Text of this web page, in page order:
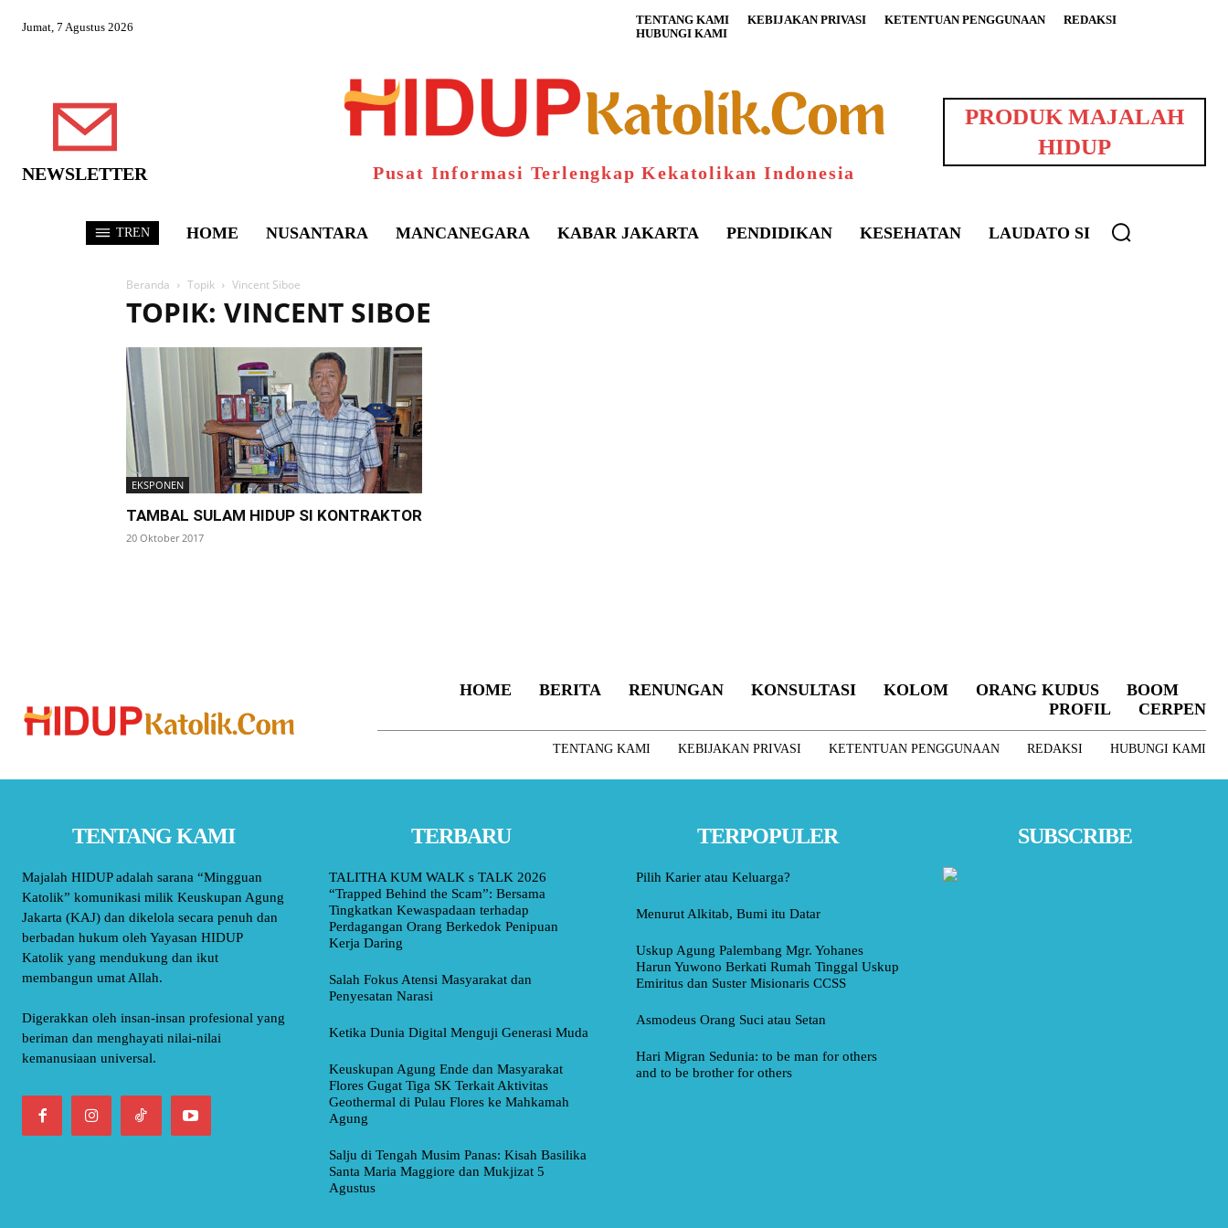
Jumat, 7 Agustus 2026 TENTANG KAMI KEBIJAKAN PRIVASI KETENTUAN PENGGUNAAN
REDAKSI
HUBUNGI KAMI
NEWSLETTER Pusat Informasi Terlengkap Kekatolikan Indonesia
PRODUK MAJALAH
HIDUP
TREN HOME NUSANTARA MANCANEGARA KABAR JAKARTA PENDIDIKAN KESEHATAN LAUDATO SI
Beranda Topik Vincent Siboe
TOPIK: VINCENT SIBOE
EKSPONEN
TAMBAL SULAM HIDUP SI KONTRAKTOR
20 Oktober 2017
HOME BERITA RENUNGAN KONSULTASI KOLOM ORANG KUDUS
BOOM
PROFIL
CERPEN
TENTANG KAMI KEBIJAKAN PRIVASI KETENTUAN PENGGUNAAN REDAKSI HUBUNGI KAMI
TENTANG KAMI
Majalah HIDUP adalah sarana “Mingguan
Katolik” komunikasi milik Keuskupan Agung
Jakarta (KAJ) dan dikelola secara penuh dan
berbadan hukum oleh Yayasan HIDUP
Katolik yang mendukung dan ikut
membangun umat Allah.
Digerakkan oleh insan-insan profesional yang
beriman dan menghayati nilai-nilai
kemanusiaan universal.
TERBARU
TALITHA KUM WALK s TALK 2026
“Trapped Behind the Scam”: Bersama
Tingkatkan Kewaspadaan terhadap
Perdagangan Orang Berkedok Penipuan
Kerja Daring
Salah Fokus Atensi Masyarakat dan
Penyesatan Narasi
Ketika Dunia Digital Menguji Generasi Muda
Keuskupan Agung Ende dan Masyarakat
Flores Gugat Tiga SK Terkait Aktivitas
Geothermal di Pulau Flores ke Mahkamah
Agung
Salju di Tengah Musim Panas: Kisah Basilika
Santa Maria Maggiore dan Mukjizat 5
Agustus
TERPOPULER
Pilih Karier atau Keluarga?
Menurut Alkitab, Bumi itu Datar
Uskup Agung Palembang Mgr. Yohanes
Harun Yuwono Berkati Rumah Tinggal Uskup
Emiritus dan Suster Misionaris CCSS
Asmodeus Orang Suci atau Setan
Hari Migran Sedunia: to be man for others
and to be brother for others
SUBSCRIBE